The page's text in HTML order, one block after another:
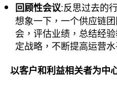
回顾性会议:反思过去的
想象一下，一个供应链
会，评估业绩，总结经
定战略，不断提高运营水
以客户和利益相关者为中